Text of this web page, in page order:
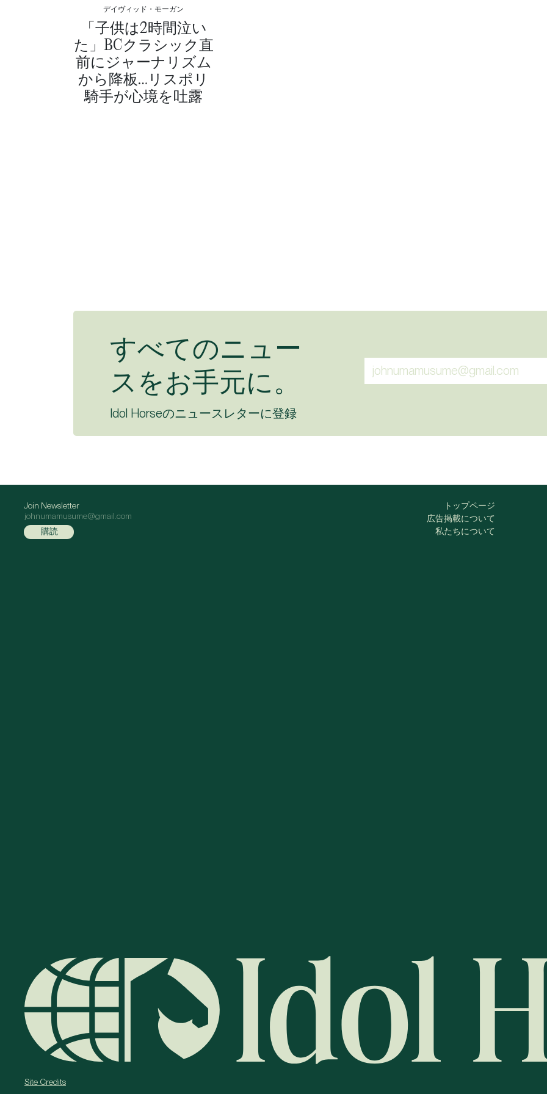
デイヴィッド・モーガン
「子供は2時間泣い
た」BCクラシック直
前にジャーナリズム
から降板…リスポリ
騎手が心境を吐露
すべてのニュー
スをお手元に。
Idol Horseのニュースレターに登録
Join Newsletter
トップページ
広告掲載について
私たちについて
Site Credits